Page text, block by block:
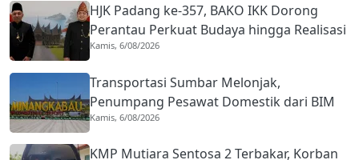
HJK Padang ke-357, BAKO IKK Dorong
Perantau Perkuat Budaya hingga Realisasi
Kota Gastronomi
Kamis, 6/08/2026
Transportasi Sumbar Melonjak,
Penumpang Pesawat Domestik dari BIM
Naik Hampir 33 Persen
Kamis, 6/08/2026
KMP Mutiara Sentosa 2 Terbakar, Korban